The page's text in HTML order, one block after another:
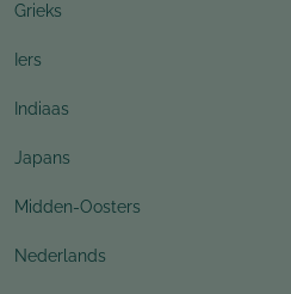
Grieks
Iers
Indiaas
Japans
Midden-Oosters
Nederlands